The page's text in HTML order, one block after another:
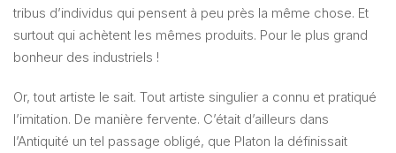
tribus d’individus qui pensent à peu près la même chose. Et
surtout qui achètent les mêmes produits. Pour le plus grand
bonheur des industriels !
Or, tout artiste le sait. Tout artiste singulier a connu et pratiqué
l’imitation. De manière fervente. C’était d’ailleurs dans
l’Antiquité un tel passage obligé, que Platon la définissait